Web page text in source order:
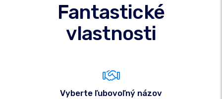
Fantastické
vlastnosti
Vyberte ľubovoľný názov